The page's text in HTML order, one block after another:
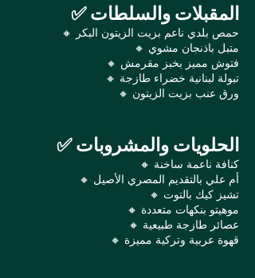
✅ المقبلات والسلطات
🔸 حمص بلدي ناعم بزيت الزيتون البكر
🔸 متبل باذنجان مشوي
🔸 فتوش مميز بخبز مقرمش
🔸 تبولة لبنانية خضراء طازجة
🔸 ورق عنب بزيت الزيتون
✅ الحلويات والمشروبات
🔸 كنافة ناعمة ساخنة
🔸 أم علي بالتقديم المصري الأصيل
🔸 تشيز كيك بالتوت
🔸 موهيتو بنكهات متعددة
🔸 عصائر طازجة طبيعية
🔸 قهوة عربية وتركية مميزة